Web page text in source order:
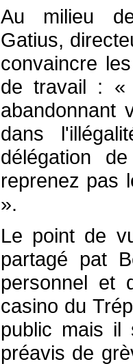
Au milieu
Gatius,
convaincre
de travail : «
abandonnant
dans
délégation
reprenez pas
».
Le point de
partagé pat
personnel et
casino du
public mais il
préavis de